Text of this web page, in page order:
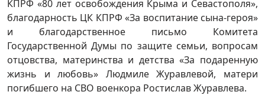
КПРФ «80 лет освобождения Крыма и Севастополя»,
благодарность ЦК КПРФ «За воспитание сына-героя»
и благодарственное письмо Комитета
Государственной Думы по защите семьи, вопросам
отцовства, материнства и детства «За подаренную
жизнь и любовь» Людмиле Журавлевой, матери
погибшего на СВО военкора Ростислав Журавлева.